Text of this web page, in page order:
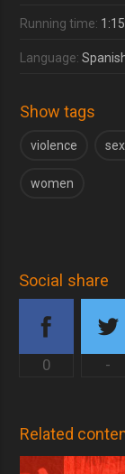
Running time:
Language:
Show tags
violence
women
Social share
0 -
Related